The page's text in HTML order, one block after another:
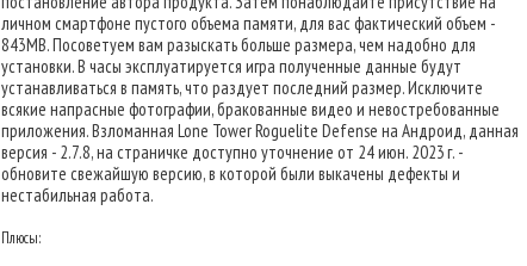
личном смартфоне пустого объема памяти, для вас фактический объем -
843MB. Посоветуем вам разыскать больше размера, чем надобно для
установки. В часы эксплуатируется игра полученные данные будут
устанавливаться в память, что раздует последний размер. Исключите
всякие напрасные фотографии, бракованные видео и невостребованные
приложения. Взломанная Lone Tower Roguelite Defense на Андроид, данная
версия - 2.7.8, на страничке доступно уточнение от 24 июн. 2023 г. -
обновите свежайшую версию, в которой были выкачены дефекты и
нестабильная работа.
Плюсы: